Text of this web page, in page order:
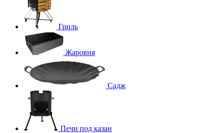
Гриль
Жаровня
Садж
Печи под казан